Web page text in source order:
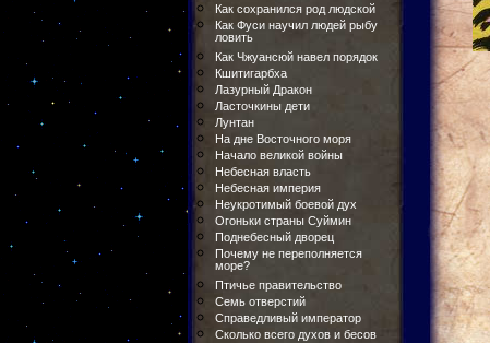
Как сохранился род людской
Как Фуси научил людей рыбу
ловить
Как Чжуансюй навел порядок
Кшитигарбха
Лазурный Дракон
Ласточкины дети
Лунтан
На дне Восточного моря
Начало великой войны
Небесная власть
Небесная империя
Неукротимый боевой дух
Огоньки страны Суймин
Поднебесный дворец
Почему не переполняется
море?
Птичье правительство
Семь отверстий
Справедливый император
Сколько всего духов и бесов